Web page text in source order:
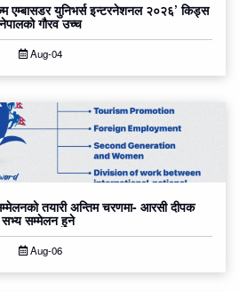
एम्बासडर युनिभर्स इन्टरनेशनल २०२६’ किड्स
गौरव उच्च
Aug-04
तयारी अन्तिम चरणमा- आरसी दीपक
सम्मेलन हुने
Aug-06